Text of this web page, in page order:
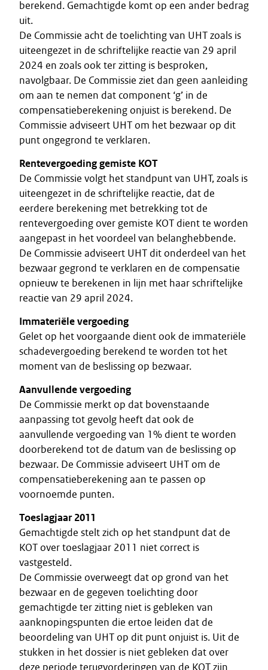
berekend. Gemachtigde komt op een ander bedrag
uit.
De Commissie acht de toelichting van UHT zoals is
uiteengezet in de schriftelijke reactie van 29 april
2024 en zoals ook ter zitting is besproken,
navolgbaar. De Commissie ziet dan geen aanleiding
om aan te nemen dat component ‘g’ in de
compensatieberekening onjuist is berekend. De
Commissie adviseert UHT om het bezwaar op dit
punt ongegrond te verklaren.
Rentevergoeding gemiste KOT
De Commissie volgt het standpunt van UHT, zoals is
uiteengezet in de schriftelijke reactie, dat de
eerdere berekening met betrekking tot de
rentevergoeding over gemiste KOT dient te worden
aangepast in het voordeel van belanghebbende.
De Commissie adviseert UHT dit onderdeel van het
bezwaar gegrond te verklaren en de compensatie
opnieuw te berekenen in lijn met haar schriftelijke
reactie van 29 april 2024.
Immateriële vergoeding
Gelet op het voorgaande dient ook de immateriële
schadevergoeding berekend te worden tot het
moment van de beslissing op bezwaar.
Aanvullende vergoeding
De Commissie merkt op dat bovenstaande
aanpassing tot gevolg heeft dat ook de
aanvullende vergoeding van 1% dient te worden
doorberekend tot de datum van de beslissing op
bezwaar. De Commissie adviseert UHT om de
compensatieberekening aan te passen op
voornoemde punten.
Toeslagjaar 2011
Gemachtigde stelt zich op het standpunt dat de
KOT over toeslagjaar 2011 niet correct is
vastgesteld.
De Commissie overweegt dat op grond van het
bezwaar en de gegeven toelichting door
gemachtigde ter zitting niet is gebleken van
aanknopingspunten die ertoe leiden dat de
beoordeling van UHT op dit punt onjuist is. Uit de
stukken in het dossier is niet gebleken dat over
deze periode terugvorderingen van de KOT zijn